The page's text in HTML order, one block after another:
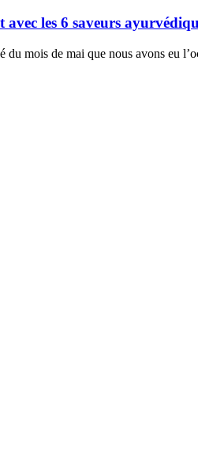
avec les 6 saveurs
du mois de mai que nous avons eu